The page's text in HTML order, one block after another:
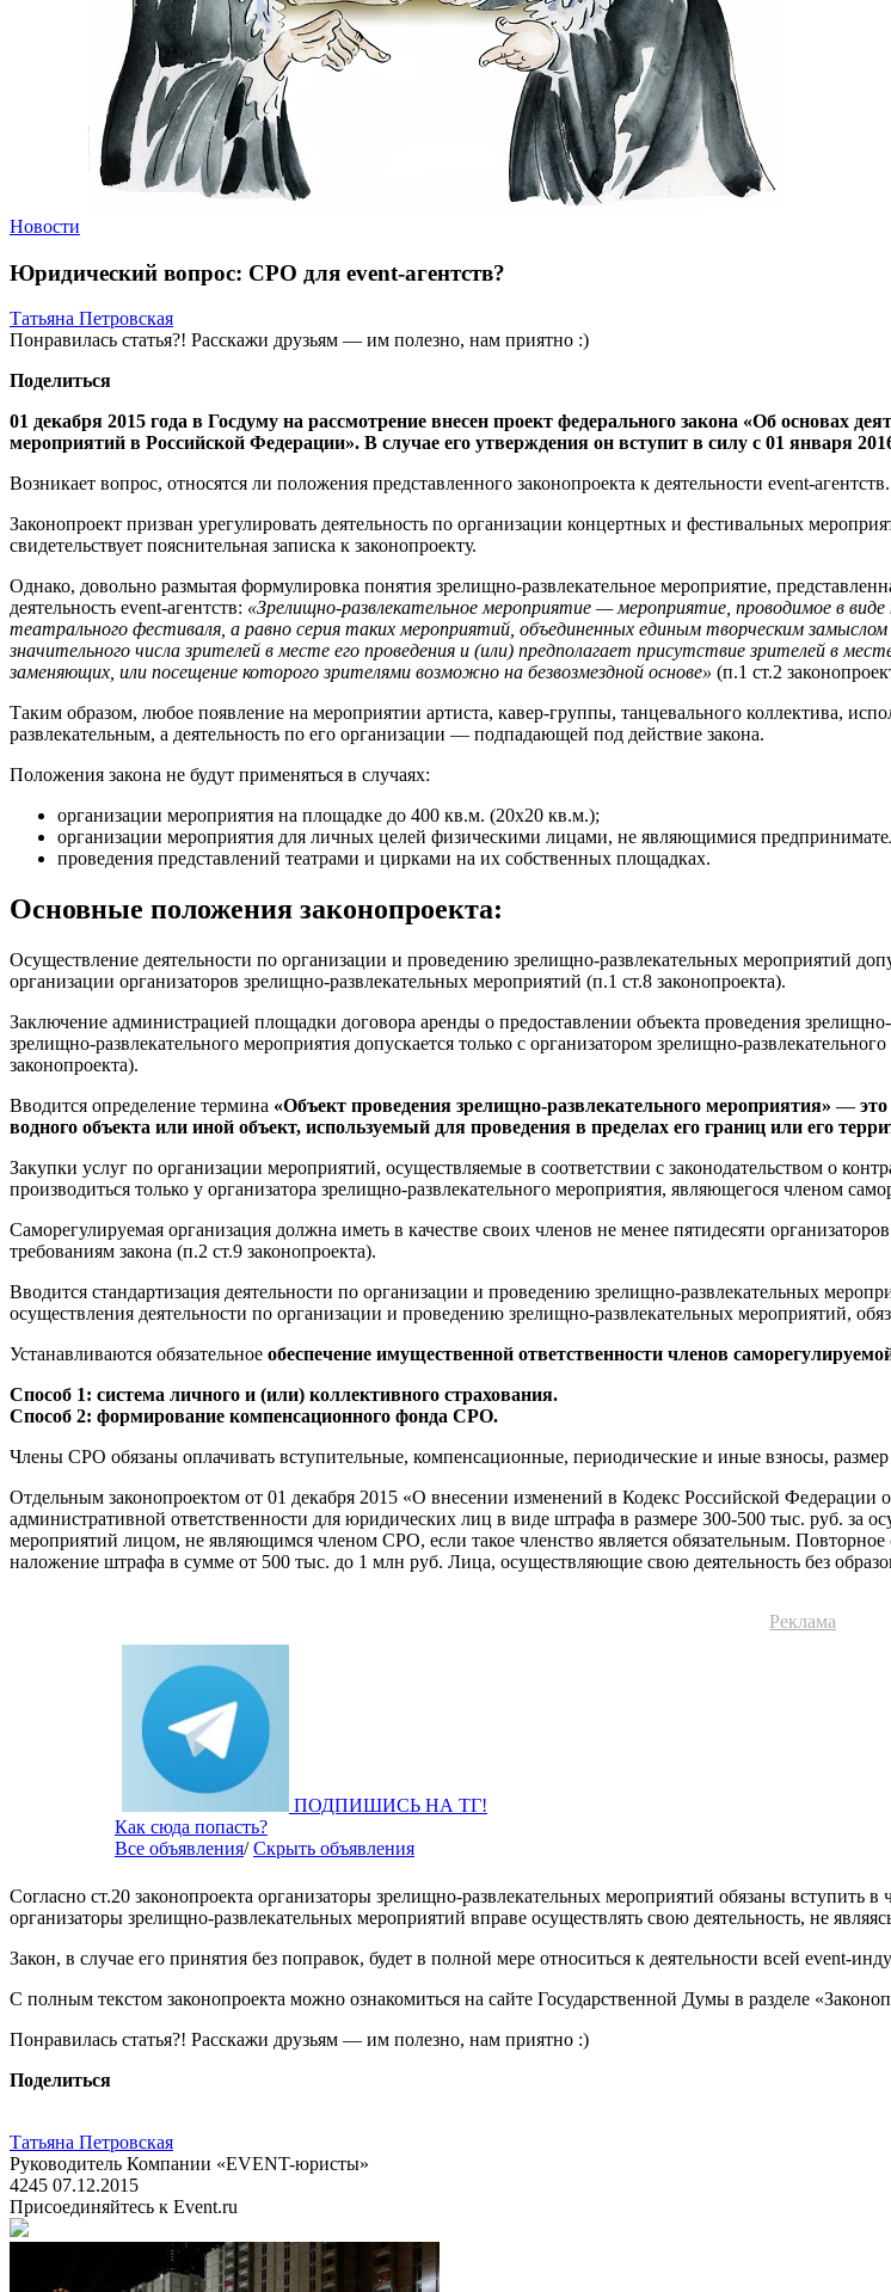
Новости
Юридический вопрос: СРО для event-агентств?
Татьяна Петровская
Понравилась статья?! Расскажи друзьям — им полезно, нам приятно :)
Поделиться
01 декабря 2015 года в Госдуму на рассмотрение внесен проект федерального закона «Об основах
мероприятий в Российской Федерации». В случае его утверждения он вступит в силу с 01 января
Возникает вопрос, относятся ли положения представленного законопроекта к деятельности event-агентств.
Законопроект призван урегулировать деятельность по организации концертных и фестивальных
свидетельствует пояснительная записка к законопроекту.
Однако, довольно размытая формулировка понятия зрелищно-развлекательное мероприятие,
деятельность event-агентств: «Зрелищно-развлекательное мероприятие — мероприятие, проводимое в
театрального фестиваля, а равно серия таких мероприятий, объединенных единым творческим
значительного числа зрителей в месте его проведения и (или) предполагает присутствие зрителей в
заменяющих, или посещение которого зрителями возможно на безвозмездной основе» (п.1 ст.2
Таким образом, любое появление на мероприятии артиста, кавер-группы, танцевального коллектива,
развлекательным, а деятельность по его организации — подпадающей под действие закона.
Положения закона не будут применяться в случаях:
организации мероприятия на площадке до 400 кв.м. (20х20 кв.м.);
организации мероприятия для личных целей физическими лицами, не являющимися
проведения представлений театрами и цирками на их собственных площадках.
Основные положения законопроекта:
Осуществление деятельности по организации и проведению зрелищно-развлекательных мероприятий
организации организаторов зрелищно-развлекательных мероприятий (п.1 ст.8 законопроекта).
Заключение администрацией площадки договора аренды о предоставлении объекта проведения
зрелищно-развлекательного мероприятия допускается только с организатором зрелищно-
законопроекта).
Вводится определение термина «Объект проведения зрелищно-развлекательного мероприятия»—это
водного объекта или иной объект, используемый для проведения в пределах его границ или его
Закупки услуг по организации мероприятий, осуществляемые в соответствии с законодательством о
производиться только у организатора зрелищно-развлекательного мероприятия, являющегося членом
Саморегулируемая организация должна иметь в качестве своих членов не менее пятидесяти
требованиям закона (п.2 ст.9 законопроекта).
Вводится стандартизация деятельности по организации и проведению зрелищно-развлекательных
осуществления деятельности по организации и проведению зрелищно-развлекательных мероприятий,
Устанавливаются обязательное обеспечение имущественной ответственности членов
Способ 1: система личного и (или) коллективного страхования.
Способ 2: формирование компенсационного фонда СРО.
Члены СРО обязаны оплачивать вступительные, компенсационные, периодические и иные взносы,
Отдельным законопроектом от 01 декабря 2015 «О внесении изменений в Кодекс Российской Федерации
административной ответственности для юридических лиц в виде штрафа в размере 300-500 тыс. руб. за
мероприятий лицом, не являющимся членом СРО, если такое членство является обязательным.
наложение штрафа в сумме от 500 тыс. до 1 млн руб. Лица, осуществляющие свою деятельность без
Реклама
ПОДПИШИСЬ НА ТГ!
Как сюда попасть?
Все объявления/Скрыть объявления
Согласно ст.20 законопроекта организаторы зрелищно-развлекательных мероприятий обязаны
организаторы зрелищно-развлекательных мероприятий вправе осуществлять свою деятельность, не
Закон, в случае его принятия без поправок, будет в полной мере относиться к деятельности всей event-
С полным текстом законопроекта можно ознакомиться на сайте Государственной Думы в разделе
Понравилась статья?! Расскажи друзьям — им полезно, нам приятно :)
Поделиться
Татьяна Петровская
Руководитель Компании «EVENT-юристы»
4245 07.12.2015
Присоединяйтесь к Event.ru